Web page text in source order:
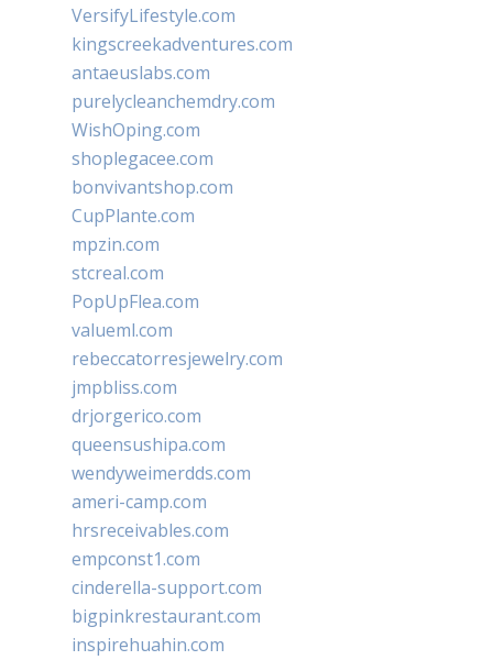
VersifyLifestyle.com
kingscreekadventures.com
antaeuslabs.com
purelycleanchemdry.com
WishOping.com
shoplegacee.com
bonvivantshop.com
CupPlante.com
mpzin.com
stcreal.com
PopUpFlea.com
valueml.com
rebeccatorresjewelry.com
jmpbliss.com
drjorgerico.com
queensushipa.com
wendyweimerdds.com
ameri-camp.com
hrsreceivables.com
empconst1.com
cinderella-support.com
bigpinkrestaurant.com
inspirehuahin.com